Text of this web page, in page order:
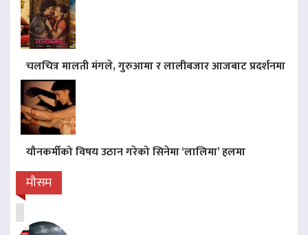
चलचित्र मालती मंगले, गुरुआमा र लालीबजार आजबाट प्रदर्शनमा
यौनकर्मीको विषय उठान गरेको सिनेमा ‘लालिमा’ हलमा
मौसम